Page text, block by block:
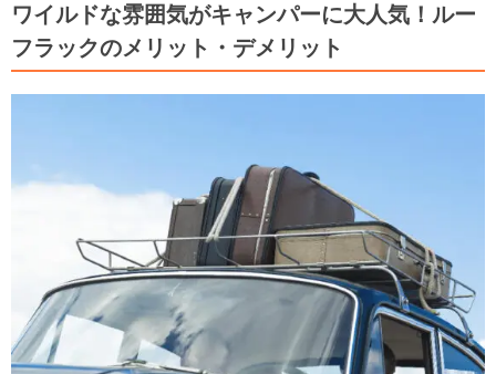
ワイルドな雰囲気がキャンパーに大人気！ルー
フラックのメリット・デメリット